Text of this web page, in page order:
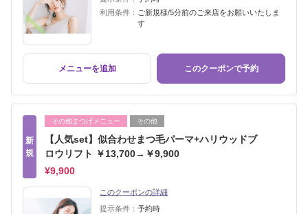
利用条件： ご新規様/5分前のご来店をお願いいたしま
す
メニューを追加 このクーポンで予約
新
規
その他まつげメニュー その他
【人気set】似合わせまつ毛パーマ+ハリウッドブ
ロウリフト ￥13,700→￥9,900
¥9,900
このクーポンの詳細
提示条件： 予約時